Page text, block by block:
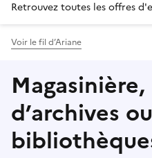
Retrouvez toutes les offres
Voir le fil d’Ariane
d’archives